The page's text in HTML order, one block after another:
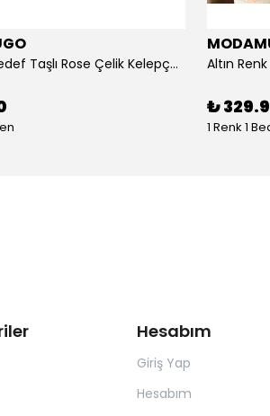
Altı Kalpli Sedef Taşlı Rose Çelik Kelepçe Bileklik
₺
1 Renk 1
Hesabım
Giriş Yap
Hesabım